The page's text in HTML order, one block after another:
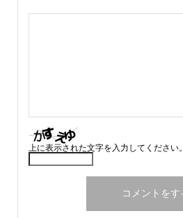
上に表示された文字を入力してください。